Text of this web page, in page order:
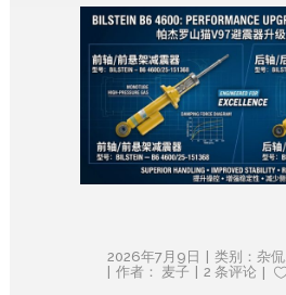
2026年7月9日 类别： 杂侃
作者： 麦子 2 条评论